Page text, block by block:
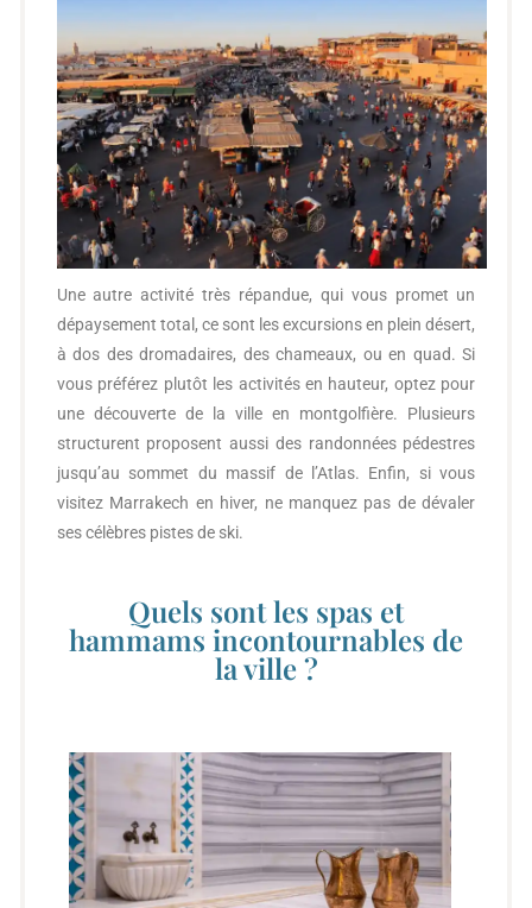
Une autre activité très répandue, qui vous promet un
dépaysement total, ce sont les excursions en plein désert,
à dos des dromadaires, des chameaux, ou en quad. Si
vous préférez plutôt les activités en hauteur, optez pour
une découverte de la ville en montgolfière. Plusieurs
structurent proposent aussi des randonnées pédestres
jusqu’au sommet du massif de l’Atlas. Enfin, si vous
visitez Marrakech en hiver, ne manquez pas de dévaler
ses célèbres pistes de ski.
Quels sont les spas et
hammams incontournables de
la ville ?